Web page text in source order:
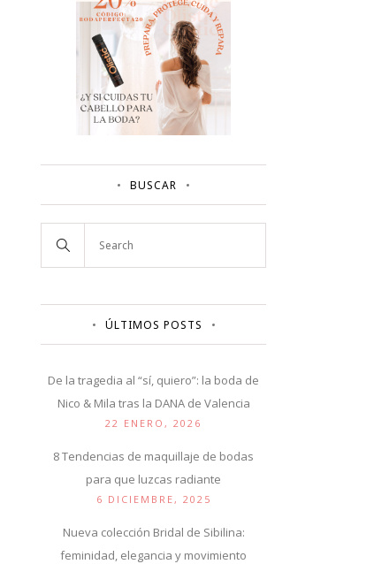
BUSCAR
ÚLTIMOS POSTS
De la tragedia al “sí, quiero”: la boda de
Nico & Mila tras la DANA de Valencia
22 ENERO, 2026
8 Tendencias de maquillaje de bodas
para que luzcas radiante
6 DICIEMBRE, 2025
Nueva colección Bridal de Sibilina:
feminidad, elegancia y movimiento